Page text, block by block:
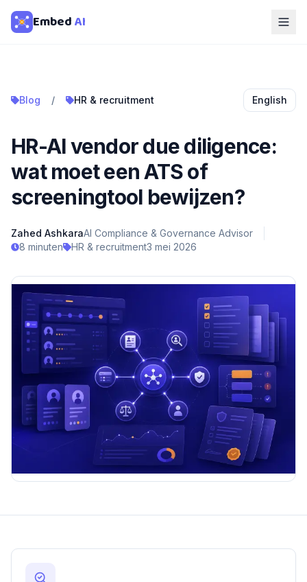
EmbedAI
Blog / HR & recruitment English
HR-AI vendor due diligence:
wat moet een ATS of
screeningtool bewijzen?
Zahed AshkaraAI Compliance & Governance Advisor
8 minuten
HR & recruitment3 mei 2026